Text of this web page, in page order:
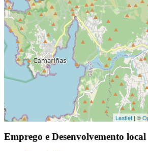
Leaflet| ©
Emprego e Desenvolvemento local